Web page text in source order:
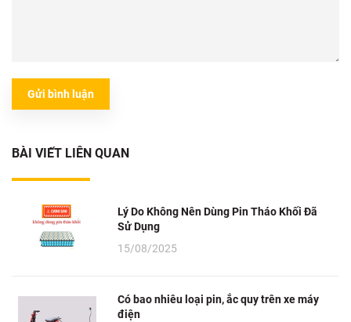
Gửi bình luận
BÀI VIẾT LIÊN QUAN
Lý Do Không Nên Dùng Pin Tháo Khối Đã
Sử Dụng
15/08/2025
Có bao nhiêu loại pin, ắc quy trên xe máy
điện